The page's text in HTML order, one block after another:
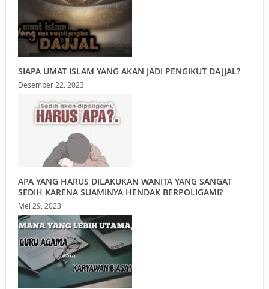
SIAPA UMAT ISLAM YANG AKAN JADI PENGIKUT DAJJAL?
Desember 22, 2023
APA YANG HARUS DILAKUKAN WANITA YANG SANGAT
SEDIH KARENA SUAMINYA HENDAK BERPOLIGAMI?
Mei 29, 2023